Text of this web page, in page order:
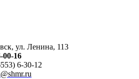
ул. Ленина, 113
00-16
6-30-12